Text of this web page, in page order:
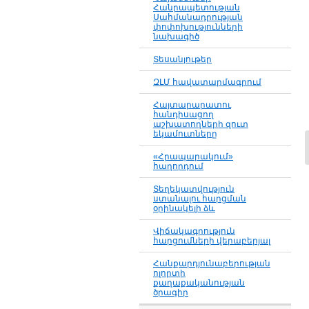
Հանրապետության
Սահմանադրության
փոփոխությունների
նախագիծ
Տեսանյութեր
ԶԼՄ հավատարմագրում
Հայտարարատու
հանդիսացող
աշխատողների զուտ
եկամուտները
«Հրապարակում»
հաղորդում
Տեղեկատվություն
ստանալու հարցման
օրինակելի ձև
Վիճակագրություն
հարցումների վերաբերյալ
Հանքարդյունաբերության
ոլորտի
քաղաքականության
ծրագիր